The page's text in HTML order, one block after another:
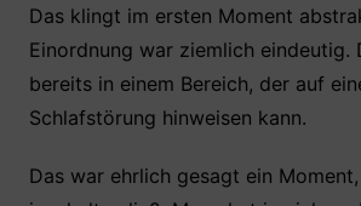
Das klingt im ersten Moment
Einordnung war ziemlich eindeutig.
bereits in einem Bereich, der auf
Schlafstörung hinweisen kann.
Das war ehrlich gesagt ein